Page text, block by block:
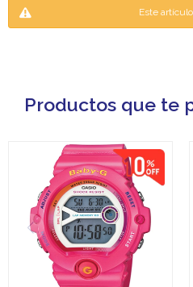
Este
Productos que te